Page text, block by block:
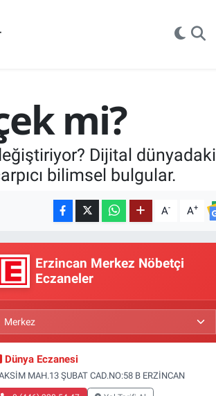
mi?
Dijital dünyadaki
bilimsel bulgular.
A- A+
Erzincan Merkez Nöbetçi
Eczaneler
Dünya Eczanesi
MAH.13 ŞUBAT CAD.NO:58 B ERZİNCAN